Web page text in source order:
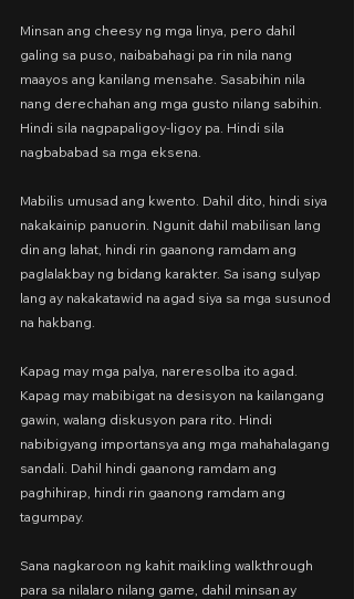
Minsan ang cheesy ng mga linya, pero dahil
galing sa puso, naibabahagi pa rin nila nang
maayos ang kanilang mensahe. Sasabihin nila
nang derechahan ang mga gusto nilang sabihin.
Hindi sila nagpapaligoy-ligoy pa. Hindi sila
nagbababad sa mga eksena.
Mabilis umusad ang kwento. Dahil dito, hindi siya
nakakainip panuorin. Ngunit dahil mabilisan lang
din ang lahat, hindi rin gaanong ramdam ang
paglalakbay ng bidang karakter. Sa isang sulyap
lang ay nakakatawid na agad siya sa mga susunod
na hakbang.
Kapag may mga palya, nareresolba ito agad.
Kapag may mabibigat na desisyon na kailangang
gawin, walang diskusyon para rito. Hindi
nabibigyang importansya ang mga mahahalagang
sandali. Dahil hindi gaanong ramdam ang
paghihirap, hindi rin gaanong ramdam ang
tagumpay.
Sana nagkaroon ng kahit maikling walkthrough
para sa nilalaro nilang game, dahil minsan ay